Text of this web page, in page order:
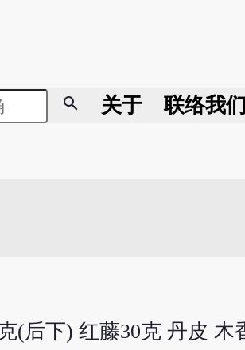
search 关于 联络我们
(后下) 红藤30克 丹皮 木